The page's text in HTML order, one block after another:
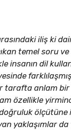
iliş ki
temel soru
insanın dil
tarafta anlam
özellikle
yaklaşımlar da